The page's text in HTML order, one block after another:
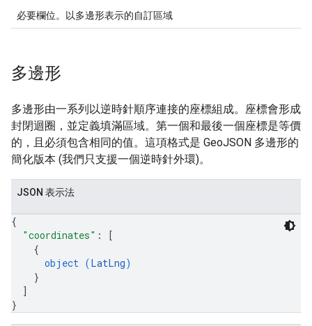
必要欄位。以多邊形表示的自訂區域
多邊形
多邊形由一系列以逆時針順序連接的座標組成。座標會形成
封閉迴圈，並定義填滿區域。第一個和最後一個座標是等價
的，且必須包含相同的值。這項格式是 GeoJSON 多邊形的
簡化版本 (我們只支援一個逆時針外環)。
JSON 表示法
{
"coordinates" :
[
{
object (LatLng)
}
]
}